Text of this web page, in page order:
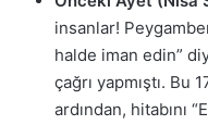
insanlar!
halde iman edin”
çağrı yapmıştı. Bu
ardından, hitabını